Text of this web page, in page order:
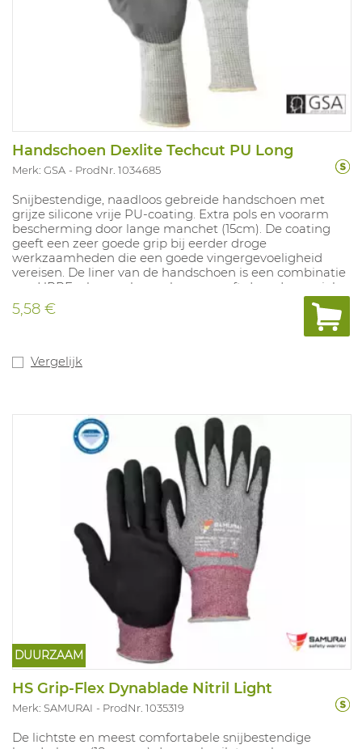
Handschoen Dexlite Techcut PU Long
Merk: GSA ProdNr. 1034685
Snijbestendige, naadloos gebreide handschoen met
grijze silicone vrije PU-coating. Extra pols en voorarm
bescherming door lange manchet (15cm). De coating
geeft een zeer goede grip bij eerder droge
werkzaamheden die een goede vingergevoeligheid
vereisen. De liner van de handschoen is een combinatie
van HPPE, glasvezel en nylon en geeft door de speciale
manier van breien een zeer hoge snijbestendigheid.
5,58 €
Vergelijk
DUURZAAM
HS Grip-Flex Dynablade Nitril Light
Merk: SAMURAI ProdNr. 1035319
De lichtste en meest comfortabele snijbestendige